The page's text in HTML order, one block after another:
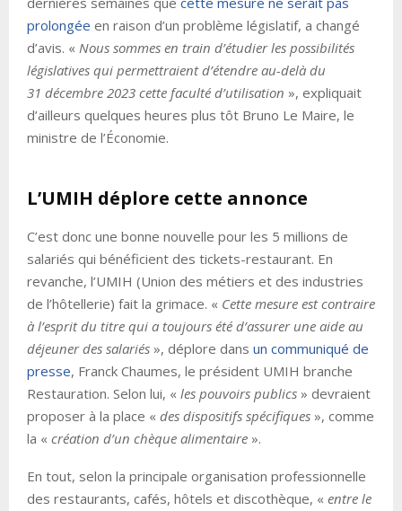
prolongée en raison d’un problème législatif, a changé
d’avis. « Nous sommes en train d’étudier les possibilités
législatives qui permettraient d’étendre au-delà du
31 décembre 2023 cette faculté d’utilisation », expliquait
d’ailleurs quelques heures plus tôt Bruno Le Maire, le
ministre de l’Économie.
L’UMIH déplore cette annonce
C’est donc une bonne nouvelle pour les 5 millions de
salariés qui bénéficient des tickets-restaurant. En
revanche, l’UMIH (Union des métiers et des industries
de l’hôtellerie) fait la grimace. « Cette mesure est contraire
à l’esprit du titre qui a toujours été d’assurer une aide au
déjeuner des salariés », déplore dans un communiqué de
presse, Franck Chaumes, le président UMIH branche
Restauration. Selon lui, « les pouvoirs publics » devraient
proposer à la place « des dispositifs spécifiques », comme
la « création d’un chèque alimentaire ».
En tout, selon la principale organisation professionnelle
des restaurants, cafés, hôtels et discothèque, « entre le